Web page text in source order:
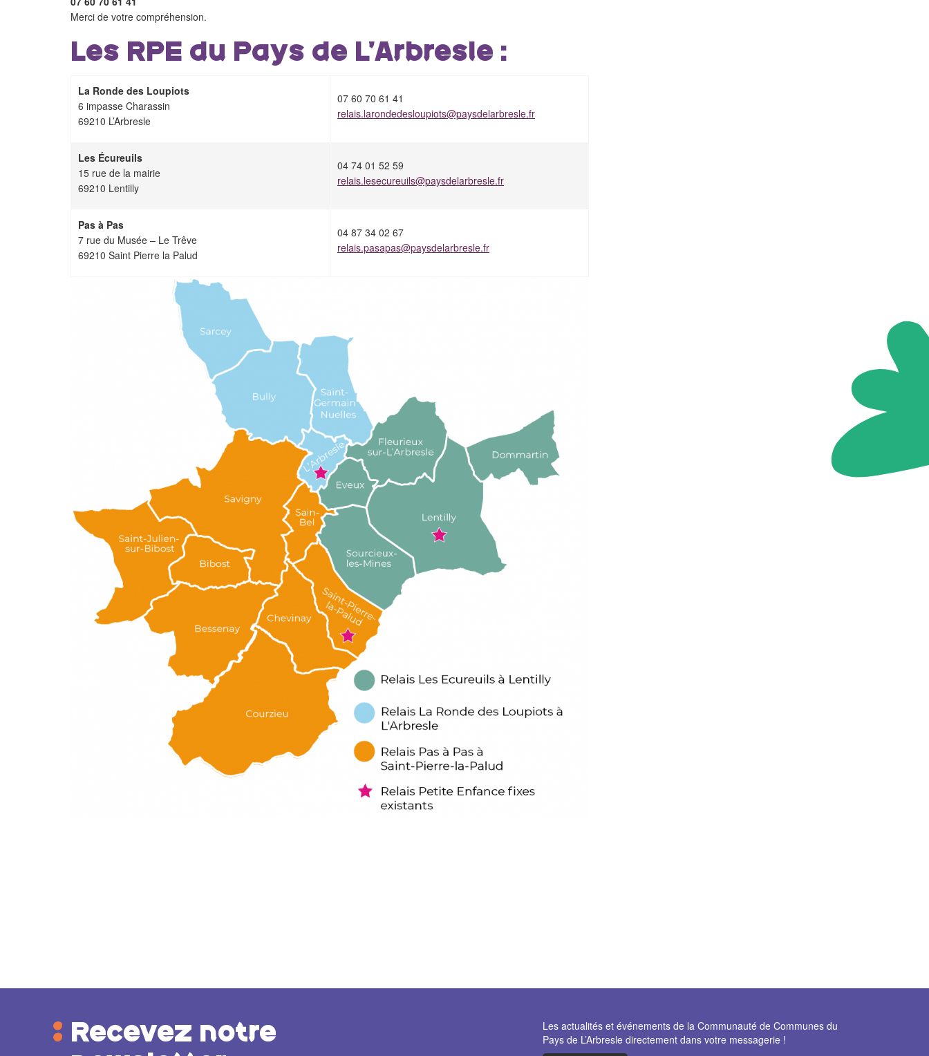
Merci de votre compréhension.
Les RPE du Pays de L’Arbresle :
La Ronde des Loupiots
6 impasse Charassin
69210 L’Arbresle
07 60 70 61 41
relais.larondedesloupiots@paysdelarbresle.fr
Les Écureuils
15 rue de la mairie
69210 Lentilly
04 74 01 52 59
relais.lesecureuils@paysdelarbresle.fr
Pas à Pas
7 rue du Musée – Le Trêve
69210 Saint Pierre la Palud
04 87 34 02 67
relais.pasapas@paysdelarbresle.fr
Recevez notre
Les actualités et événements de la Communauté de Communes du
Pays de L’Arbresle directement dans votre messagerie !